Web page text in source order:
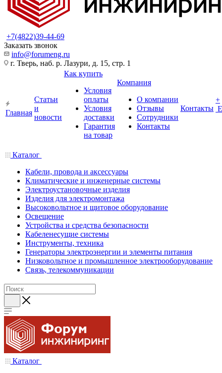
+7(4822)39-44-69
Заказать звонок
info@forumeng.ru
г. Тверь, наб. р. Лазури, д. 15, стр. 1
Главная
Статьи
и
новости
Как купить
Условия
оплаты
Условия
доставки
Гарантия
на товар
Компания
О компании
Отзывы
Сотрудники
Контакты
Контакты
+
Каталог
Кабели, провода и аксессуары
Климатические и инженерные системы
Электроустановочные изделия
Изделия для электромонтажа
Высоковольтное и щитовое оборудование
Освещение
Устройства и средства безопасности
Кабеленесущие системы
Инструменты, техника
Генераторы электроэнергии и элементы питания
Низковольтное и промышленное электрооборудование
Связь, телекоммуникации
Каталог